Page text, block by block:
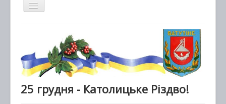
Новини
Документи
Виконавчий комітет
25 грудня - Католицьке Різдво!